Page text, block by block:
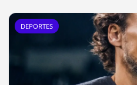
DEPORTES